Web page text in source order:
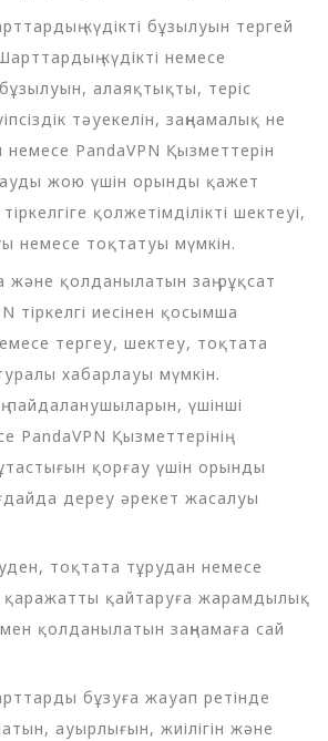
күдікті бұзылуын тергей
күдікті немесе
алаяқтықты, теріс
тәуекелін, заңнамалық не
PandaVPN Қызметтерін
жою үшін орынды қажет
қолжетімділікті шектеуі,
немесе тоқтатуы мүмкін.
қолданылатын заң рұқсат
тіркелгі иесінен қосымша
тергеу, шектеу, тоқтата
хабарлауы мүмкін.
пайдаланушыларын, үшінші
PandaVPN Қызметтерінің
қорғау үшін орынды
дереу әрекет жасалуы
тоқтата тұрудан немесе
қаражатты қайтаруға жарамдылық
қолданылатын заңнамаға сай
бұзуға жауап ретінде
ауырлығын, жиілігін және